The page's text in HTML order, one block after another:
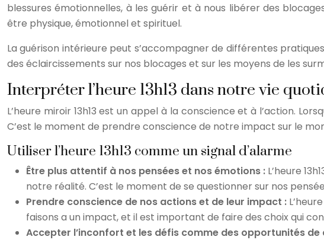
blessures émotionnelles, à les guérir et à nous libérer des
être physique, émotionnel et spirituel.
La guérison intérieure peut s’accompagner de différentes
des éclaircissements sur nos blocages et sur les moyens de les
Interpréter l’heure 13h13 dans notre vie
L’heure miroir 13h13 est un appel à la conscience et à l’action.
C’est le moment de prendre conscience de notre impact sur le
Utiliser l’heure 13h13 comme un signal d’alarme
Être plus attentif à nos pensées et nos émotions : L’heure
notre réalité. C’est le moment de se questionner sur nos
Prendre conscience de nos actions et de leur impact :
faisons a un impact, et il est important de faire des choix qui
Accepter l’inconfort et les défis comme des opportunités de